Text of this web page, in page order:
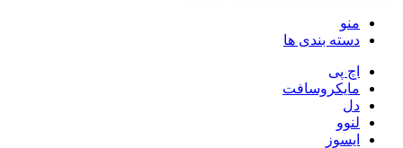
منو
دسته بندی ها
اچ پی
مایکروسافت
دل
لنوو
ایسوز